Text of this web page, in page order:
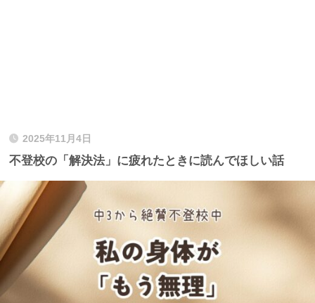
2025年11月4日
不登校の「解決法」に疲れたときに読んでほしい話